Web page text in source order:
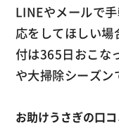
LINEやメールで
応をしてほしい
付は365日おこな
や大掃除シーズン
お助けうさぎの口コ